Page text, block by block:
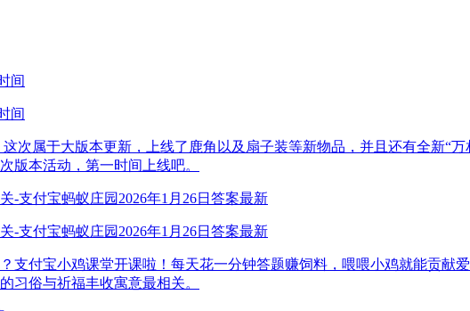
间
次属于大版本更新，上线了鹿角以及扇子装等新物品，并且还有全新“
版本活动，第一时间上线吧。
-支付宝蚂蚁庄园2026年1月26日答案最新
支付宝小鸡课堂开课啦！每天花一分钟答题赚饲料，喂喂小鸡就能贡献
习俗与祈福丰收寓意最相关。